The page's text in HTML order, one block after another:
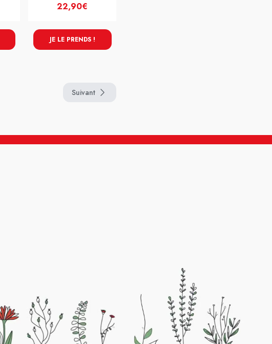
22,90€
JE LE PRENDS !
Suivant